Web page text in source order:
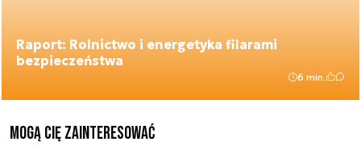
Raport: Rolnictwo i energetyka filarami
bezpieczeństwa
6 min.
Mogą Cię zainteresować